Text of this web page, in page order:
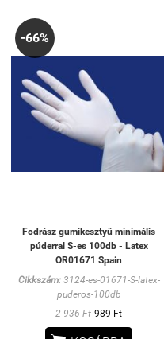
-66%
Fodrász gumikesztyű minimális
púderral S-es 100db - Latex
OR01671 Spain
Cikkszám:3124-es-01671-S-latex-
puderos-100db
2 936 Ft 989 Ft